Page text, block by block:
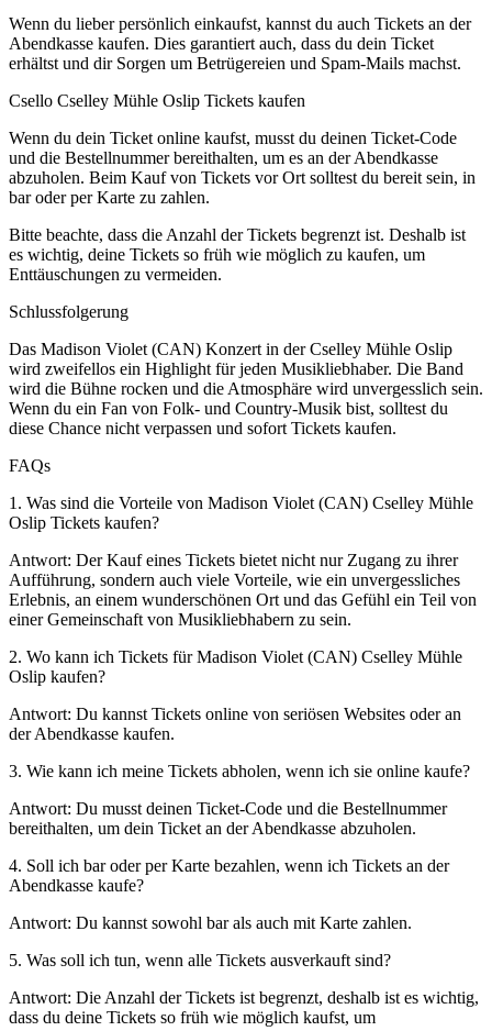
Wenn du lieber persönlich einkaufst, kannst du auch Tickets an der
Abendkasse kaufen. Dies garantiert auch, dass du dein Ticket
erhältst und dir Sorgen um Betrügereien und Spam-Mails machst.
Csello Cselley Mühle Oslip Tickets kaufen
Wenn du dein Ticket online kaufst, musst du deinen Ticket-Code
und die Bestellnummer bereithalten, um es an der Abendkasse
abzuholen. Beim Kauf von Tickets vor Ort solltest du bereit sein, in
bar oder per Karte zu zahlen.
Bitte beachte, dass die Anzahl der Tickets begrenzt ist. Deshalb ist
es wichtig, deine Tickets so früh wie möglich zu kaufen, um
Enttäuschungen zu vermeiden.
Schlussfolgerung
Das Madison Violet (CAN) Konzert in der Cselley Mühle Oslip
wird zweifellos ein Highlight für jeden Musikliebhaber. Die Band
wird die Bühne rocken und die Atmosphäre wird unvergesslich sein.
Wenn du ein Fan von Folk- und Country-Musik bist, solltest du
diese Chance nicht verpassen und sofort Tickets kaufen.
FAQs
1. Was sind die Vorteile von Madison Violet (CAN) Cselley Mühle
Oslip Tickets kaufen?
Antwort: Der Kauf eines Tickets bietet nicht nur Zugang zu ihrer
Aufführung, sondern auch viele Vorteile, wie ein unvergessliches
Erlebnis, an einem wunderschönen Ort und das Gefühl ein Teil von
einer Gemeinschaft von Musikliebhabern zu sein.
2. Wo kann ich Tickets für Madison Violet (CAN) Cselley Mühle
Oslip kaufen?
Antwort: Du kannst Tickets online von seriösen Websites oder an
der Abendkasse kaufen.
3. Wie kann ich meine Tickets abholen, wenn ich sie online kaufe?
Antwort: Du musst deinen Ticket-Code und die Bestellnummer
bereithalten, um dein Ticket an der Abendkasse abzuholen.
4. Soll ich bar oder per Karte bezahlen, wenn ich Tickets an der
Abendkasse kaufe?
Antwort: Du kannst sowohl bar als auch mit Karte zahlen.
5. Was soll ich tun, wenn alle Tickets ausverkauft sind?
Antwort: Die Anzahl der Tickets ist begrenzt, deshalb ist es wichtig,
dass du deine Tickets so früh wie möglich kaufst, um